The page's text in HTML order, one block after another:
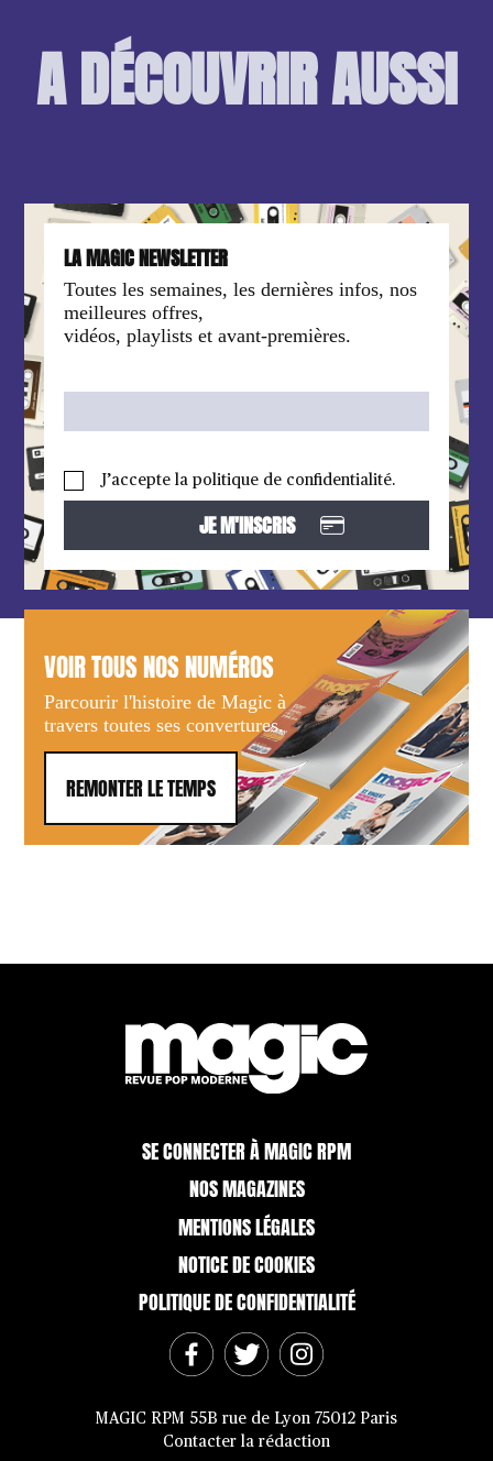
A DÉCOUVRIR AUSSI
LA MAGIC NEWSLETTER
Toutes les semaines, les dernières infos, nos
meilleures offres,
vidéos, playlists et avant-premières.
J’accepte la politique de confidentialité.
VOIR TOUS NOS NUMÉROS
Parcourir l'histoire de Magic à
travers toutes ses convertures.
REMONTER LE TEMPS
SE CONNECTER À MAGIC RPM
NOS MAGAZINES
MENTIONS LÉGALES
NOTICE DE COOKIES
POLITIQUE DE CONFIDENTIALITÉ
MAGIC RPM 55B rue de Lyon 75012 Paris
Contacter la rédaction